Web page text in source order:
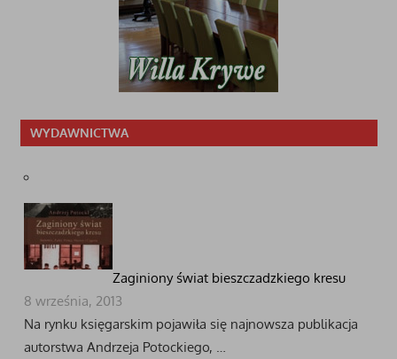
WYDAWNICTWA
Zaginiony świat bieszczadzkiego kresu
8 września, 2013
Na rynku księgarskim pojawiła się najnowsza publikacja
autorstwa Andrzeja Potockiego, …